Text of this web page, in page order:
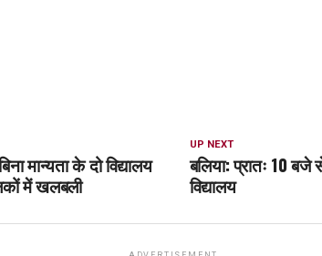
UP NEXT
बलिया: प्रातः 10
विद्यालय
मान्यता के दो विद्यालय
में खलबली